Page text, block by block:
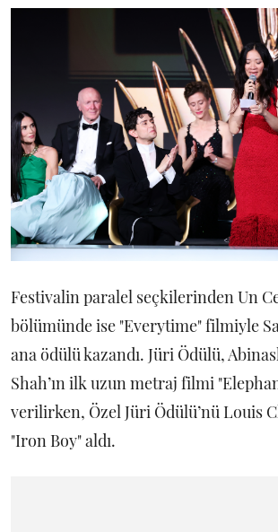
Festivalin paralel seçkilerinden Un
bölümünde ise "Everytime" filmiyle
ana ödülü kazandı. Jüri Ödülü,
Shah’ın ilk uzun metraj filmi
verilirken, Özel Jüri Ödülü’nü Louis
"Iron Boy" aldı.